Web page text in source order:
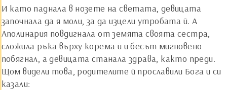
И като паднала в нозете на светата, девицата
започнала да я моли, за да изцели утробата й. А
Аполинария повдигнала от земята своята сестра,
сложила ръка върху корема й и бесът мигновено
побягнал, а девицата станала здрава, както преди.
Щом видели това, родителите й прославили Бога и си
казали: